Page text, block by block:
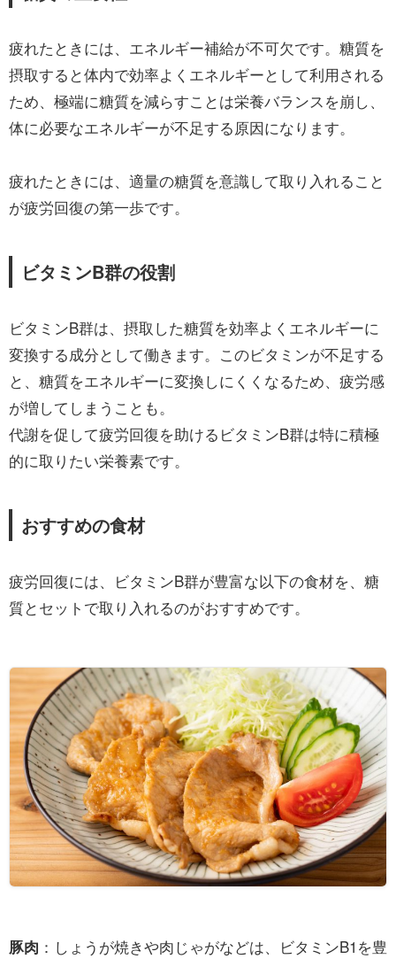
疲れたときには、エネルギー補給が不可欠です。糖質を
摂取すると体内で効率よくエネルギーとして利用される
ため、極端に糖質を減らすことは栄養バランスを崩し、
体に必要なエネルギーが不足する原因になります。
疲れたときには、適量の糖質を意識して取り入れること
が疲労回復の第一歩です。
ビタミンB群の役割
ビタミンB群は、摂取した糖質を効率よくエネルギーに
変換する成分として働きます。このビタミンが不足する
と、糖質をエネルギーに変換しにくくなるため、疲労感
が増してしまうことも。
代謝を促して疲労回復を助けるビタミンB群は特に積極
的に取りたい栄養素です。
おすすめの食材
疲労回復には、ビタミンB群が豊富な以下の食材を、糖
質とセットで取り入れるのがおすすめです。
豚肉 ：しょうが焼きや肉じゃがなどは、ビタミンB1を豊